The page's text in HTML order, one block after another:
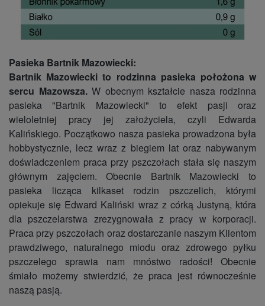
Pasieka Bartnik Mazowiecki:
Bartnik Mazowiecki to rodzinna pasieka położona w
sercu Mazowsza.W obecnym kształcie nasza rodzinna
pasieka "Bartnik Mazowiecki" to efekt pasji oraz
wieloletniej pracy jej założyciela, czyli Edwarda
Kalińskiego. Początkowo nasza pasieka prowadzona była
hobbystycznie, lecz wraz z biegiem lat oraz nabywanym
doświadczeniem praca przy pszczołach stała się naszym
głównym zajęciem. Obecnie Bartnik Mazowiecki to
pasieka licząca kilkaset rodzin pszczelich, którymi
opiekuje się Edward Kaliński wraz z córką Justyną, która
dla pszczelarstwa zrezygnowała z pracy w korporacji.
Praca przy pszczołach oraz dostarczanie naszym Klientom
prawdziwego, naturalnego miodu oraz zdrowego pyłku
pszczelego sprawia nam mnóstwo radości! Obecnie
śmiało możemy stwierdzić, że praca jest równocześnie
naszą pasją.